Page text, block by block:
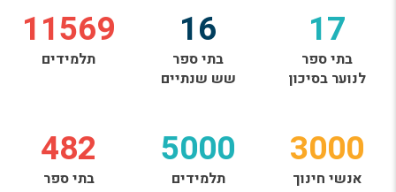
17
בתי ספר
לנוער בסיכון
16
בתי ספר
שש שנתיים
11569
תלמידים
3000
אנשי חינוך
5000
תלמידים
482
בתי ספר